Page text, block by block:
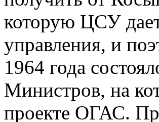
которую ЦСУ дает
управления, и
1964 года
Министров, на
проекте ОГАС.